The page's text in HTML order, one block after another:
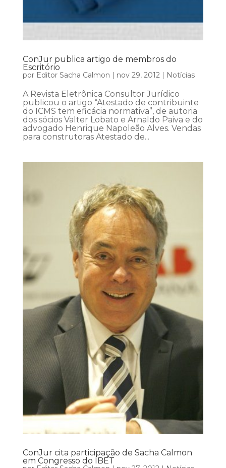
ConJur publica artigo de membros do
Escritório
por Editor Sacha Calmon nov 29, 2012| Notícias
A Revista Eletrônica Consultor Jurídico
publicou o artigo “Atestado de contribuinte
do ICMS tem eficácia normativa”, de autoria
dos sócios Valter Lobato e Arnaldo Paiva e do
advogado Henrique Napoleão Alves. Vendas
para construtoras Atestado de...
ConJur cita participação de Sacha Calmon
em Congresso do IBET